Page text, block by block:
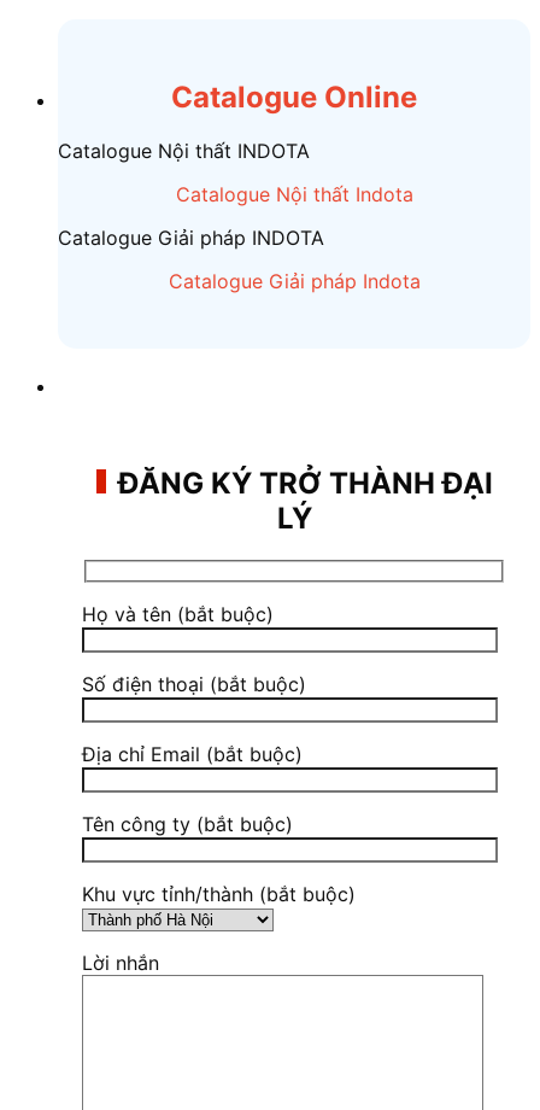
dung
Catalogue Online
Catalogue Nội thất INDOTA
Catalogue Nội thất Indota
Catalogue Giải pháp INDOTA
Catalogue Giải pháp Indota
ĐĂNG KÝ TRỞ THÀNH ĐẠI
LÝ
Họ và tên (bắt buộc)
Số điện thoại (bắt buộc)
Địa chỉ Email (bắt buộc)
Tên công ty (bắt buộc)
Khu vực tỉnh/thành (bắt buộc)
Lời nhắn